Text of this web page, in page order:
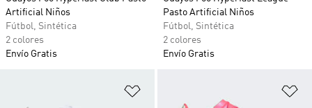
Artificial Niños
Fútbol, Sintética
2 colores
Envío Gratis
Pasto Artificial Niños
Fútbol, Sintética
2 colores
Envío Gratis